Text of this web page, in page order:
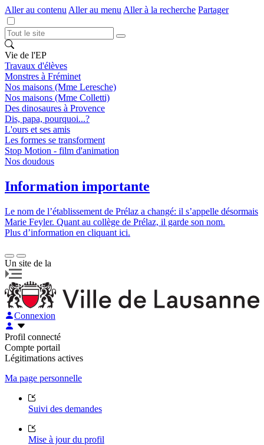
Aller au contenu Aller au menu Aller à la recherche Partager
Vie de l'EP
Travaux d'élèves
Monstres à Fréminet
Nos maisons (Mme Leresche)
Nos maisons (Mme Colletti)
Des dinosaures à Provence
Dis, papa, pourquoi...?
L'ours et ses amis
Les formes se transforment
Stop Motion - film d'animation
Nos doudous
Information importante
Le nom de l’établissement de Prélaz a changé: il s’appelle désormais
Marie Feyler. Quant au collège de Prélaz, il garde son nom.
Plus d’information en cliquant ici.
Un site de la
Connexion
Profil connecté
Compte portail
Légitimations actives
Ma page personnelle
Suivi des demandes
Mise à jour du profil